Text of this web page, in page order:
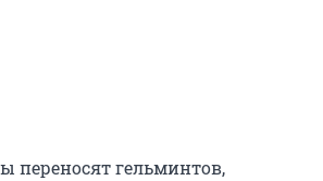
переносят гельминтов,